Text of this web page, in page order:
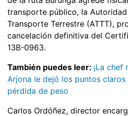
transporte público, la
Transporte Terrestre (ATTT),
cancelación definitiva del
13B-0963.
También puedes leer: ¡La chef
Arjona le dejó los puntos
pérdida de peso
Carlos Ordóñez, director